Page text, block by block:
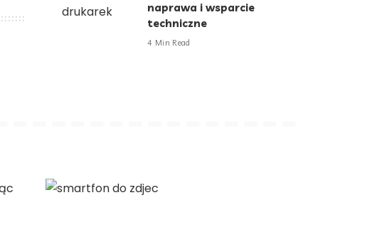
naprawa i wsparcie
techniczne
4 Min Read